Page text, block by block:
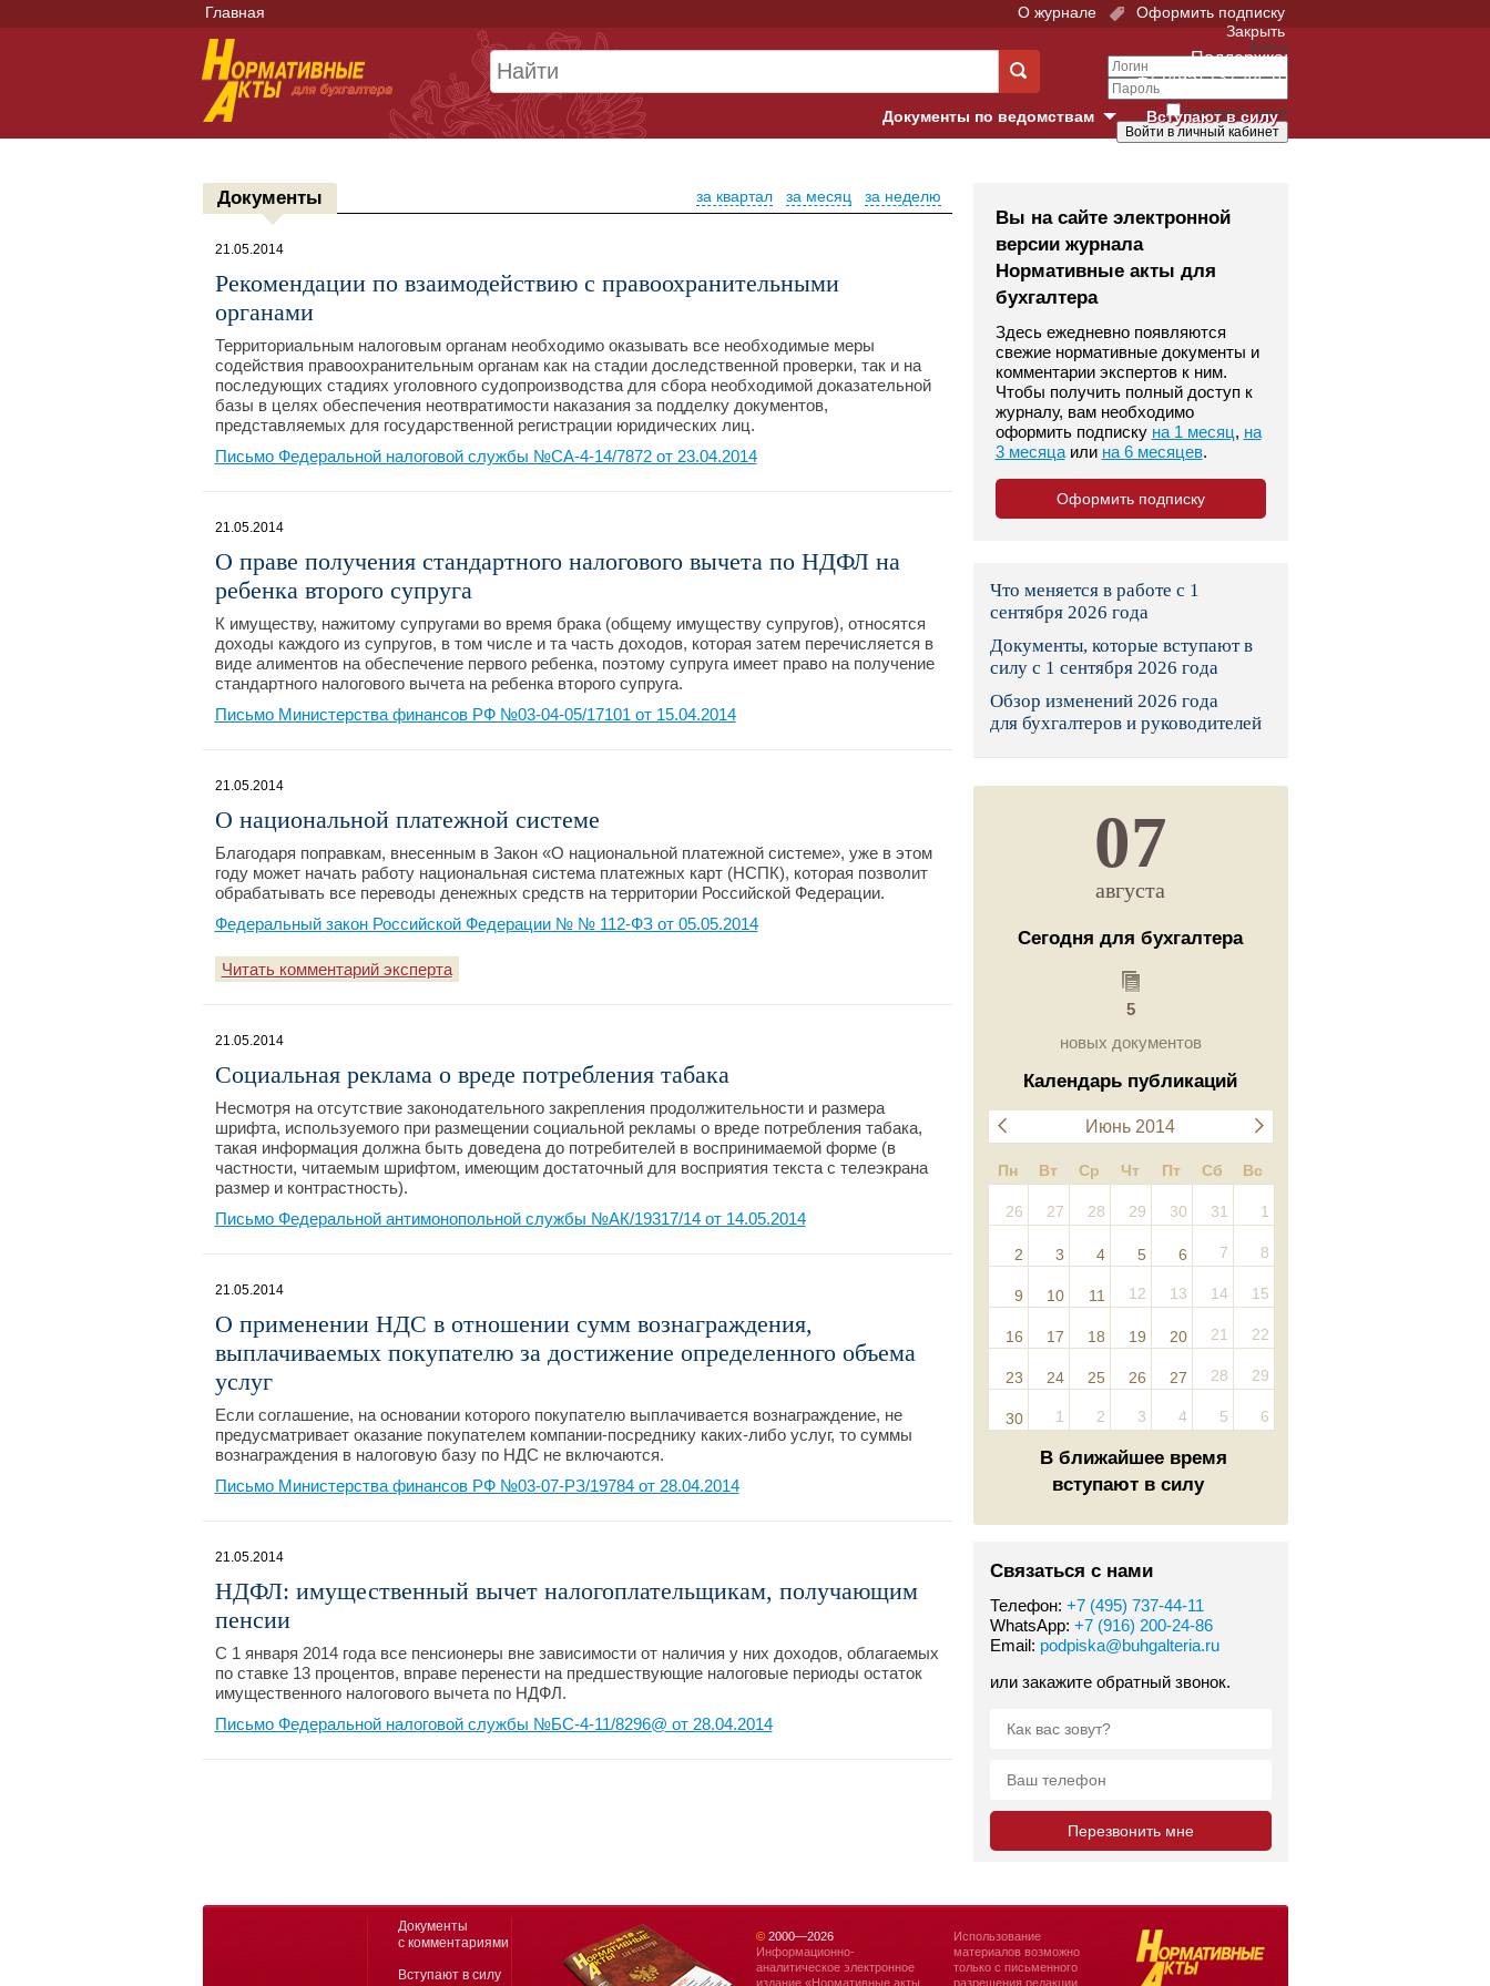
Главная О журнале
Оформить подписку
Закрыть
Войти
Запомнить меня
Поддержка:
+7 (495) 737-44-10
Вступают в силу
Документы по ведомствам
Банк России
Верховный Суд
Гострудинспекция в г. Москве
Конституционный Суд
Минтруд
Пенсионный фонд
Правительство
Президент: законы и указы
Социальный фонд России
Суд общей юрисдикции
Документы за неделю
за месяц
за квартал
21.05.2014
Рекомендации по взаимодействию с правоохранительными
органами
Территориальным налоговым органам необходимо оказывать все необходимые меры
содействия правоохранительным органам как на стадии доследственной проверки, так и на
последующих стадиях уголовного судопроизводства для сбора необходимой доказательной
базы в целях обеспечения неотвратимости наказания за подделку документов,
представляемых для государственной регистрации юридических лиц.
Письмо Федеральной налоговой службы №СА-4-14/7872 от 23.04.2014
21.05.2014
О праве получения стандартного налогового вычета по НДФЛ на
ребенка второго супруга
К имуществу, нажитому супругами во время брака (общему имуществу супругов), относятся
доходы каждого из супругов, в том числе и та часть доходов, которая затем перечисляется в
виде алиментов на обеспечение первого ребенка, поэтому супруга имеет право на получение
стандартного налогового вычета на ребенка второго супруга.
Письмо Министерства финансов РФ №03-04-05/17101 от 15.04.2014
21.05.2014
О национальной платежной системе
Благодаря поправкам, внесенным в Закон «О национальной платежной системе», уже в этом
году может начать работу национальная система платежных карт (НСПК), которая позволит
обрабатывать все переводы денежных средств на территории Российской Федерации.
Федеральный закон Российской Федерации № № 112-ФЗ от 05.05.2014
Читать комментарий эксперта
21.05.2014
Социальная реклама о вреде потребления табака
Несмотря на отсутствие законодательного закрепления продолжительности и размера
шрифта, используемого при размещении социальной рекламы о вреде потребления табака,
такая информация должна быть доведена до потребителей в воспринимаемой форме (в
частности, читаемым шрифтом, имеющим достаточный для восприятия текста с телеэкрана
размер и контрастность).
Письмо Федеральной антимонопольной службы №АК/19317/14 от 14.05.2014
21.05.2014
О применении НДС в отношении сумм вознаграждения,
выплачиваемых покупателю за достижение определенного объема
услуг
Если соглашение, на основании которого покупателю выплачивается вознаграждение, не
предусматривает оказание покупателем компании-посреднику каких-либо услуг, то суммы
вознаграждения в налоговую базу по НДС не включаются.
Письмо Министерства финансов РФ №03-07-РЗ/19784 от 28.04.2014
21.05.2014
НДФЛ: имущественный вычет налогоплательщикам, получающим
пенсии
С 1 января 2014 года все пенсионеры вне зависимости от наличия у них доходов, облагаемых
по ставке 13 процентов, вправе перенести на предшествующие налоговые периоды остаток
имущественного налогового вычета по НДФЛ.
Письмо Федеральной налоговой службы №БС-4-11/8296@ от 28.04.2014
Вы на сайте электронной
версии журнала
Нормативные акты для
бухгалтера
Здесь ежедневно появляются
свежие нормативные документы и
комментарии экспертов к ним.
Чтобы получить полный доступ к
журналу, вам необходимо
оформить подписку на 1 месяц, на
3 месяцаили на 6 месяцев.
Оформить подписку
Что меняется в работе с 1
сентября 2026 года
Документы, которые вступают в
силу с 1 сентября 2026 года
Обзор изменений 2026 года
для бухгалтеров и руководителей
07
августа
Сегодня для бухгалтера
5
новых документов
Календарь публикаций
Июнь 2014
Пн Вт Ср Чт Пт Сб Вс
26 27 28 29 30 31 1
2 3 4 5 6 7 8
9 10 11 12 13 14 15
16 17 18 19 20 21 22
23 24 25 26 27 28 29
30 1 2 3 4 5 6
В ближайшее время
вступают в силу
Связаться с нами
Телефон: +7 (495) 737-44-11
WhatsApp: +7 (916) 200-24-86
Email: podpiska@buhgalteria.ru
или закажите обратный звонок.
Документы
с комментариями
Вступают в силу
©2000—2026
Информационно-
аналитическое электронное
издание «Нормативные акты
Использование
материалов возможно
только с письменного
разрешения редакции